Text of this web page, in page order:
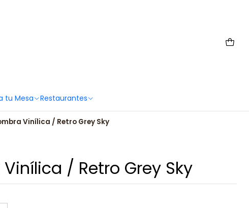
tu Mesa Restaurantes
Vinílica / Retro Grey Sky
/ Retro Grey Sky